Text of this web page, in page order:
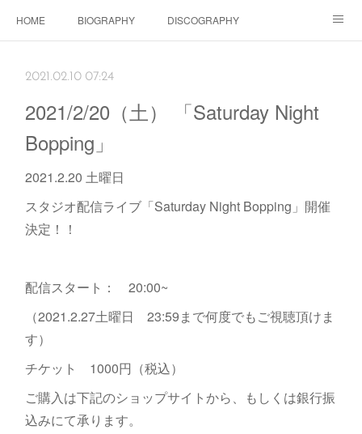
HOME BIOGRAPHY DISCOGRAPHY
2021.02.10 07:24
2021/2/20（土） 「Saturday Night
Bopping」
2021.2.20 土曜日
スタジオ配信ライブ「Saturday Night Bopping」開催
決定！！
配信スタート： 20:00~
（2021.2.27土曜日 23:59まで何度でもご視聴頂けま
す）
チケット 1000円（税込）
ご購入は下記のショップサイトから、もしくは銀行振
込みにて承ります。